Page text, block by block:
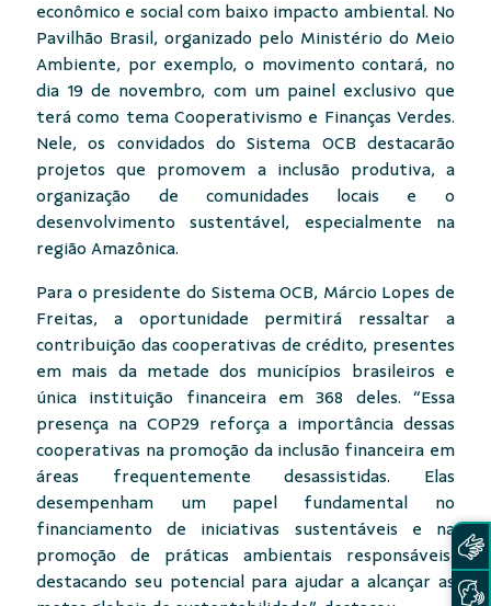
econômico e social com baixo impacto ambiental. No
Pavilhão Brasil, organizado pelo Ministério do Meio
Ambiente, por exemplo, o movimento contará, no
dia 19 de novembro, com um painel exclusivo que
terá como tema Cooperativismo e Finanças Verdes.
Nele, os convidados do Sistema OCB destacarão
projetos que promovem a inclusão produtiva, a
organização de comunidades locais e o
desenvolvimento sustentável, especialmente na
região Amazônica.
Para o presidente do Sistema OCB, Márcio Lopes de
Freitas, a oportunidade permitirá ressaltar a
contribuição das cooperativas de crédito, presentes
em mais da metade dos municípios brasileiros e
única instituição financeira em 368 deles. “Essa
presença na COP29 reforça a importância dessas
cooperativas na promoção da inclusão financeira em
áreas frequentemente desassistidas. Elas
desempenham um papel fundamental no
financiamento de iniciativas sustentáveis e na
promoção de práticas ambientais responsáveis,
destacando seu potencial para ajudar a alcançar as